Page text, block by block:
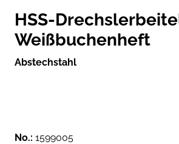
HSS-
Weißbuchenheft
Abstechstahl
No.: 1599005